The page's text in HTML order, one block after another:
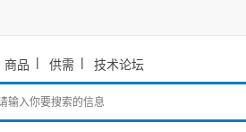
商品 供需 技术论坛